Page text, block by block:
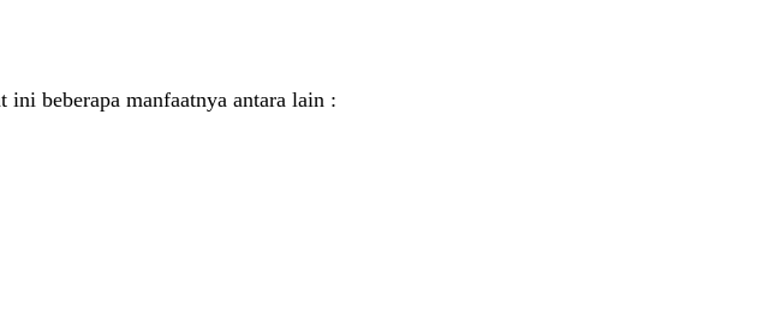
beberapa manfaatnya antara lain :